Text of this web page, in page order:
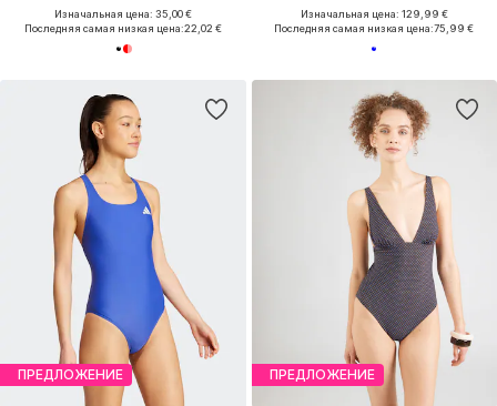
Изначальная цена: 35,00 €
Последняя самая низкая цена:22,02 €
Изначальная цена: 129,99 €
Последняя самая низкая цена:75,99 €
ПРЕДЛОЖЕНИЕ ПРЕДЛОЖЕНИЕ